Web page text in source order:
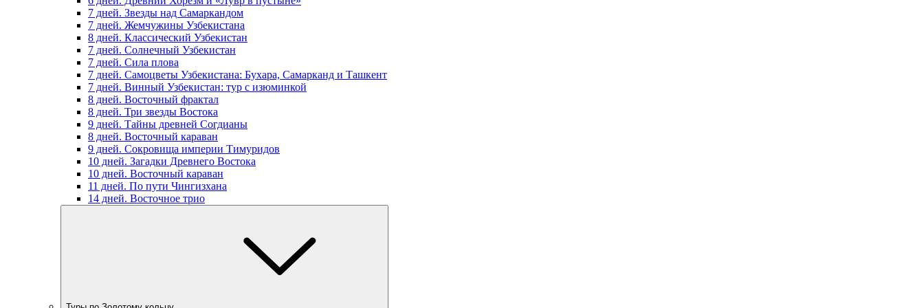
7 дней. Звезды над Самаркандом
7 дней. Жемчужины Узбекистана
8 дней. Классический Узбекистан
7 дней. Солнечный Узбекистан
7 дней. Сила плова
7 дней. Самоцветы Узбекистана: Бухара, Самарканд и Ташкент
7 дней. Винный Узбекистан: тур с изюминкой
8 дней. Восточный фрактал
8 дней. Три звезды Востока
9 дней. Тайны древней Согдианы
8 дней. Восточный караван
9 дней. Сокровища империи Тимуридов
10 дней. Загадки Древнего Востока
10 дней. Восточный караван
11 дней. По пути Чингизхана
14 дней. Восточное трио